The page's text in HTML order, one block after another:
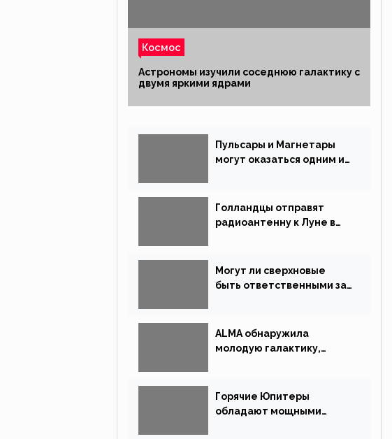
Космос
Астрономы изучили соседнюю галактику с
двумя яркими ядрами
Пульсары и Магнетары
могут оказаться одним и
Голландцы отправят
радиоантенну к Луне в
Могут ли сверхновые
быть ответственными за
ALMA обнаружила
молодую галактику,
Горячие Юпитеры
обладают мощными